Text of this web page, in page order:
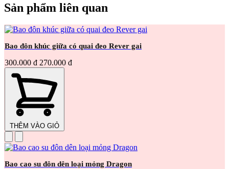
Sản phẩm liên quan
Bao đôn khúc giữa có quai đeo Rever gai
300.000 đ 270.000 đ
THÊM VÀO GIỎ
Bao cao su đôn dên loại mỏng Dragon